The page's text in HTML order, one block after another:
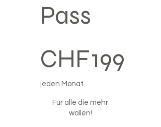
Pass
CHF199
jeden Monat
Für alle die mehr
wollen!